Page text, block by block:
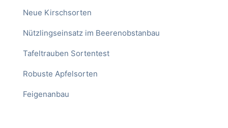
Neue Kirschsorten
Nützlingseinsatz im Beerenobstanbau
Tafeltrauben Sortentest
Robuste Apfelsorten
Feigenanbau